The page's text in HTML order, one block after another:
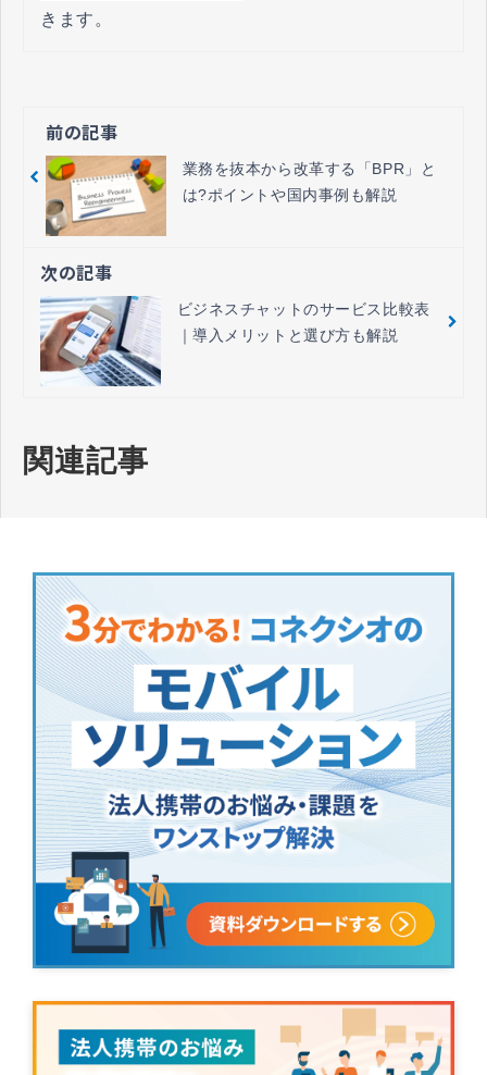
きます。
前の記事
業務を抜本から改革する「BPR」と
は?ポイントや国内事例も解説
次の記事
ビジネスチャットのサービス比較表
｜導入メリットと選び方も解説
関連記事